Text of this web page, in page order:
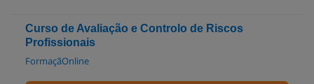
Curso de Avaliação e Controlo de Riscos
Profissionais
FormaçãOnline